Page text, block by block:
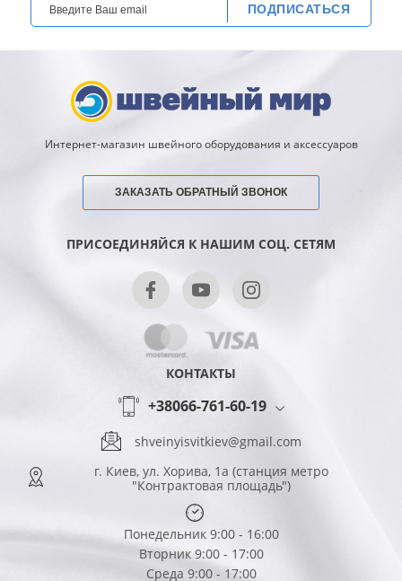
ПОДПИСАТЬСЯ
Интернет-магазин швейного оборудования и аксессуаров
ЗАКАЗАТЬ ОБРАТНЫЙ ЗВОНОК
ПРИСОЕДИНЯЙСЯ К НАШИМ СОЦ. СЕТЯМ
КОНТАКТЫ
+38066-761-60-19
shveinyisvitkiev@gmail.com
г. Киев, ул. Хорива, 1а (станция метро
"Контрактовая площадь")
Понедельник 9:00 - 16:00
Вторник 9:00 - 17:00
Среда 9:00 - 17:00